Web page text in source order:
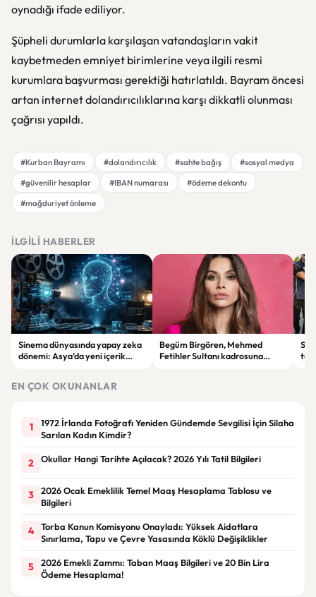
oynadığı ifade ediliyor.
Şüpheli durumlarla karşılaşan vatandaşların vakit
kaybetmeden emniyet birimlerine veya ilgili resmi
kurumlara başvurması gerektiği hatırlatıldı. Bayram öncesi
artan internet dolandırıcılıklarına karşı dikkatli olunması
çağrısı yapıldı.
#Kurban Bayramı #dolandırıcılık #sahte bağış
#sosyal medya
#güvenilir hesaplar
#IBAN numarası
#ödeme dekontu
#mağduriyet önleme
İLGILI HABERLER
Sinema dünyasında yapay zeka
dönemi: Asya’da yeni içerik
Begüm Birgören, Mehmed
Fetihler Sultanı kadrosuna
EN ÇOK OKUNANLAR
1
1972 İrlanda Fotoğrafı Yeniden Gündemde Sevgilisi İçin Silaha
Sarılan Kadın Kimdir?
2 Okullar Hangi Tarihte Açılacak? 2026 Yılı Tatil Bilgileri
3
2026 Ocak Emeklilik Temel Maaş Hesaplama Tablosu ve
Bilgileri
4
Torba Kanun Komisyonu Onayladı: Yüksek Aidatlara
Sınırlama, Tapu ve Çevre Yasasında Köklü Değişiklikler
5
2026 Emekli Zammı: Taban Maaş Bilgileri ve 20 Bin Lira
Ödeme Hesaplama!